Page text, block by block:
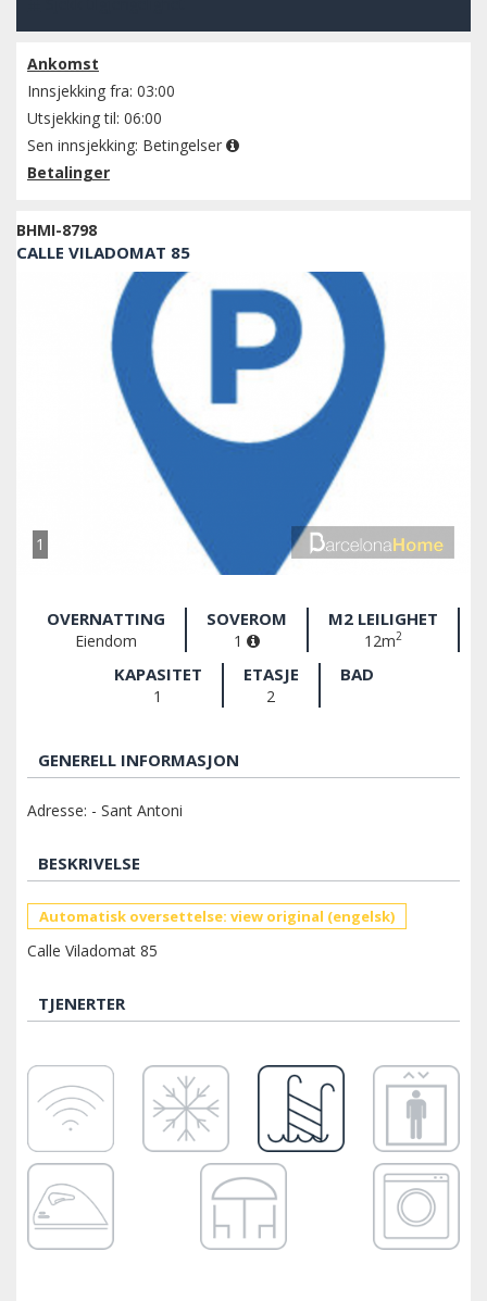
Ankomst
Innsjekking fra: 03:00
Utsjekking til: 06:00
Sen innsjekking: Betingelser
Betalinger
BHMI-8798
CALLE VILADOMAT 85
1
OVERNATTING
Eiendom
SOVEROM
1
M2 LEILIGHET
12m2
KAPASITET
1
ETASJE
2
BAD
GENERELL INFORMASJON
Adresse: - Sant Antoni
BESKRIVELSE
Automatisk oversettelse: view original (engelsk)
Calle Viladomat 85
TJENERTER